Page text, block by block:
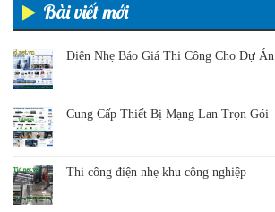
Bài viết mới
Điện Nhẹ Báo Giá Thi Công Cho Dự Án
Cung Cấp Thiết Bị Mạng Lan Trọn Gói
Thi công điện nhẹ khu công nghiệp